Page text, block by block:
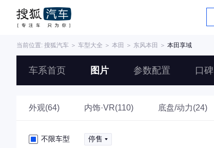
当前位置: 搜狐汽车 ＞ 车型大全 ＞ 本田 ＞ 东风本田 ＞ 本田享域
车系首页 图片 参数配置 口碑
外观(64) 内饰·VR(110) 底盘/动力(24)
不限车型 停售